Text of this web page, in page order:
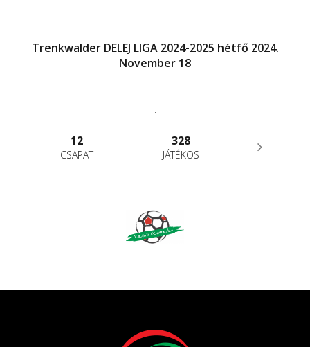
Trenkwalder DELEJ LIGA 2024-2025 hétfő 2024.
November 18
.
12
CSAPAT
328
JÁTÉKOS